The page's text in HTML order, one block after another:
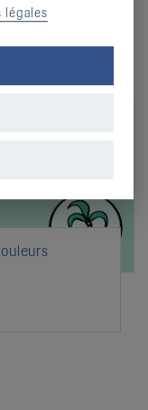
légales